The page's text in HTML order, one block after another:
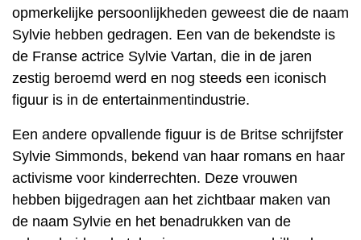
opmerkelijke persoonlijkheden geweest die de naam
Sylvie hebben gedragen. Een van de bekendste is
de Franse actrice Sylvie Vartan, die in de jaren
zestig beroemd werd en nog steeds een iconisch
figuur is in de entertainmentindustrie.
Een andere opvallende figuur is de Britse schrijfster
Sylvie Simmonds, bekend van haar romans en haar
activisme voor kinderrechten. Deze vrouwen
hebben bijgedragen aan het zichtbaar maken van
de naam Sylvie en het benadrukken van de